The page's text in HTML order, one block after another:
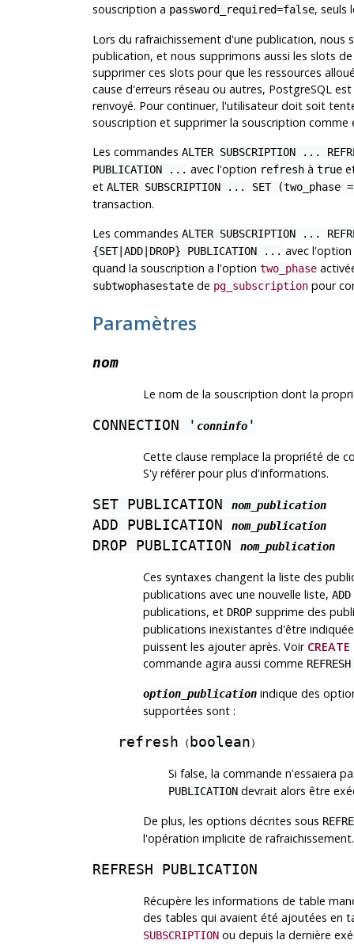
souscription a password_required=false, seuls
Lors du rafraichissement d'une publication,
publication, et nous supprimons aussi les slots
supprimer ces slots pour que les ressources
cause d'erreurs réseau ou autres, PostgreSQLest
renvoyé. Pour continuer, l'utilisateur doit soit
souscription et supprimer la souscription comme
Les commandes ALTER SUBSCRIPTION ...
PUBLICATION ... avec l'option refreshà true
et ALTER SUBSCRIPTION ... SET
transaction.
Les commandes ALTER SUBSCRIPTION ...
{SET|ADD|DROP} PUBLICATION ... avec l'option
quand la souscription a l'option two_phase
subtwophasestatede pg_subscriptionpour
Paramètres
nom
Le nom de la souscription dont la
CONNECTION ' conninfo'
Cette clause remplace la propriété de
S'y référer pour plus d'informations.
SET PUBLICATION nom_publication
ADD PUBLICATION nom_publication
DROP PUBLICATION nom_publication
Ces syntaxes changent la liste des
publications avec une nouvelle liste, ADD
publications, et DROPsupprime des
publications inexistantes d'être
puissent les ajouter après. Voir
commande agira aussi comme
option_publicationindique des
supportées sont :
refresh ( boolean )
Si false, la commande n'essaiera
PUBLICATIONdevrait alors être
De plus, les options décrites sous
l'opération implicite de rafraichissement.
REFRESH PUBLICATION
Récupère les informations de table
des tables qui avaient été ajoutées en
SUBSCRIPTIONou depuis la dernière